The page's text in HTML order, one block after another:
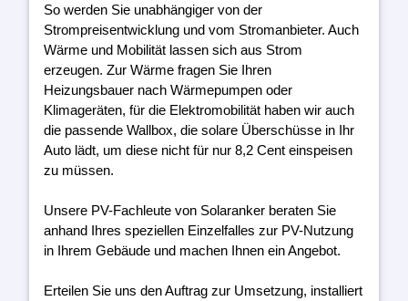
So werden Sie unabhängiger von der
Strompreisentwicklung und vom Stromanbieter. Auch
Wärme und Mobilität lassen sich aus Strom
erzeugen. Zur Wärme fragen Sie Ihren
Heizungsbauer nach Wärmepumpen oder
Klimageräten, für die Elektromobilität haben wir auch
die passende Wallbox, die solare Überschüsse in Ihr
Auto lädt, um diese nicht für nur 8,2 Cent einspeisen
zu müssen.
Unsere PV-Fachleute von Solaranker beraten Sie
anhand Ihres speziellen Einzelfalles zur PV-Nutzung
in Ihrem Gebäude und machen Ihnen ein Angebot.
Erteilen Sie uns den Auftrag zur Umsetzung, installiert